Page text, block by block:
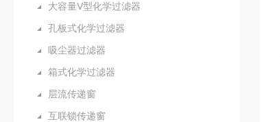
大容量V型化学过滤器
孔板式化学过滤器
吸尘器过滤器
箱式化学过滤器
层流传递窗
互联锁传递窗